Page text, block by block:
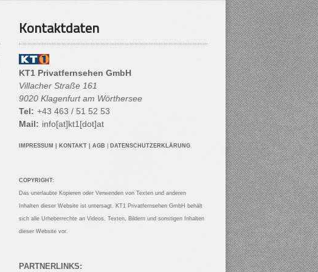
Kontaktdaten
KT1 Privatfernsehen GmbH
Villacher Straße 161
9020 Klagenfurt am Wörthersee
Tel: +43 463 / 51 52 53
Mail: info[at]kt1[dot]at
IMPRESSUM KONTAKT AGB DATENSCHUTZERKLÄRUNG
COPYRIGHT:
Das unerlaubte Kopieren oder Verwenden von Texten und anderen
Inhalten dieser Website ist untersagt. KT1 Privatfernsehen GmbH behält
sich alle Urheberrechte an Videos, Texten, Bildern und sonstigen Inhalten
dieser Website vor.
PARTNERLINKS: